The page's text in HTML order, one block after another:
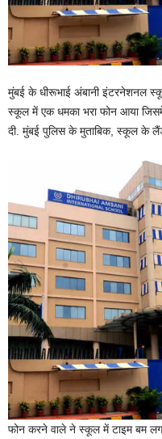
मुंबई के धीरूभाई अंबानी इंटरनेशनल
स्कूल में एक धमका भरा फोन आया
दी. मुंबई पुलिस के मुताबिक, स्कूल के
फोन करने वाले ने स्कूल में टाइम बम